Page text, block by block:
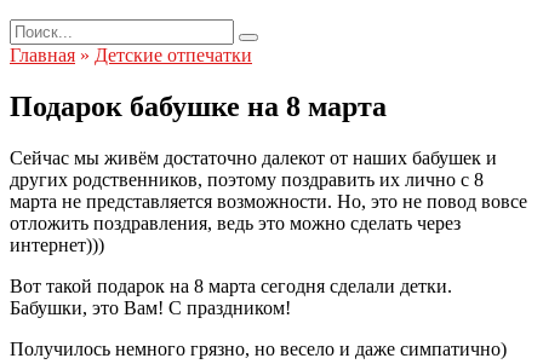
Search
for:
Главная » Детские отпечатки
Подарок бабушке на 8 марта
Сейчас мы живём достаточно далекот от наших бабушек и
других родственников, поэтому поздравить их лично с 8
марта не представляется возможности. Но, это не повод вовсе
отложить поздравления, ведь это можно сделать через
интернет)))
Вот такой подарок на 8 марта сегодня сделали детки.
Бабушки, это Вам! С праздником!
Получилось немного грязно, но весело и даже симпатично)